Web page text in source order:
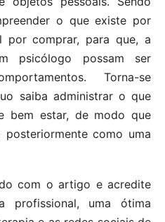
o que existe por
por comprar, para que, a
psicólogo possam ser
Torna-se
saiba administrar o que
bem estar, de modo que
como uma
com o artigo e acredite
profissional, uma ótima